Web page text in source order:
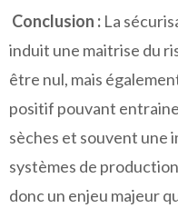
Conclusion : La
induit une maitrise du
être nul, mais
positif pouvant
sèches et souvent une
systèmes de
donc un enjeu majeur